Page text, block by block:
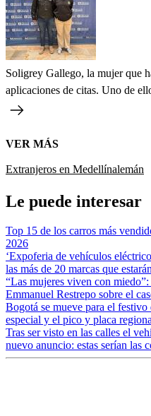
Soligrey Gallego, la mujer que
aplicaciones de citas. Uno de
VER MÁS
Extranjeros en Medellínalemán
Le puede interesar
Top 15 de los carros más
2026
‘Expoferia de vehículos
las más de 20 marcas que
“Las mujeres viven con
Emmanuel Restrepo sobre el
Bogotá se mueve para el
especial y el pico y placa
Tras ser visto en las calles el
nuevo anuncio: estas serían las